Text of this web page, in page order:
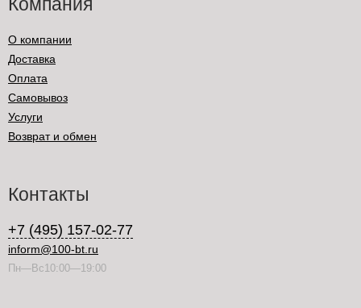
Компания
О компании
Доставка
Оплата
Самовывоз
Услуги
Возврат и обмен
Контакты
+7 (495) 157-02-77
inform@100-bt.ru
Пн—Вс10:00—19:00